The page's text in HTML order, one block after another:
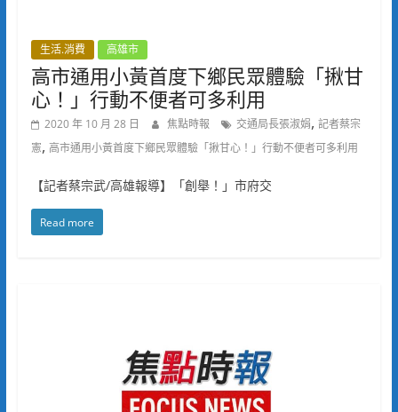
生活.消費 高雄市
高市通用小黃首度下鄉民眾體驗「揪甘
心！」行動不便者可多利用
2020 年 10 月 28 日 焦點時報 交通局長張淑娟, 記者蔡宗
憲, 高市通用小黃首度下鄉民眾體驗「揪甘心！」行動不便者可多利用
【記者蔡宗武/高雄報導】「創舉！」市府交
Read more